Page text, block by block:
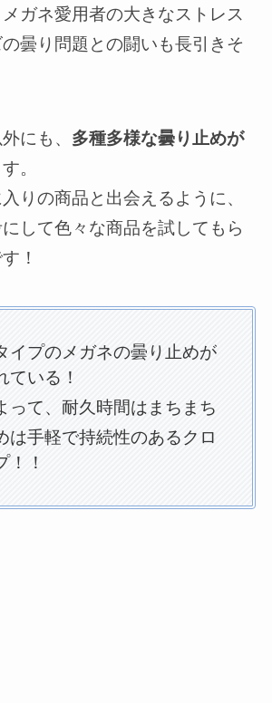
ガネ愛用者の大きなストレス
曇り問題との闘いも長引きそ
にも、 多種多様な曇り止めが
。
りの商品と出会えるように、
して色々な商品を試してもら
！
イプのメガネの曇り止めが
ている！
って、耐久時間はまちまち
は手軽で持続性のあるクロ
！！